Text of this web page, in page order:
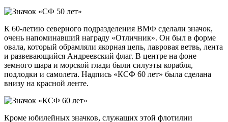
К 60-летию северного подразделения ВМФ сделали значок,
очень напоминавший награду «Отличник». Он был в форме
овала, который обрамляли якорная цепь, лавровая ветвь, лента
и развевающийся Андреевский флаг. В центре на фоне
земного шара и морской глади были силуэты корабля,
подлодки и самолета. Надпись «КСФ 60 лет» была сделана
внизу на красной ленте.
Кроме юбилейных значков, служащих этой флотилии